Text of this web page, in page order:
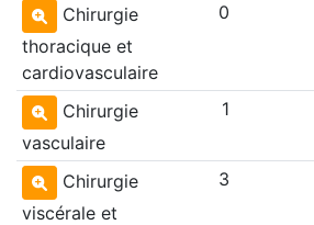
Chirurgie
thoracique et
cardiovasculaire
0
Chirurgie
vasculaire
1
Chirurgie
viscérale et
3